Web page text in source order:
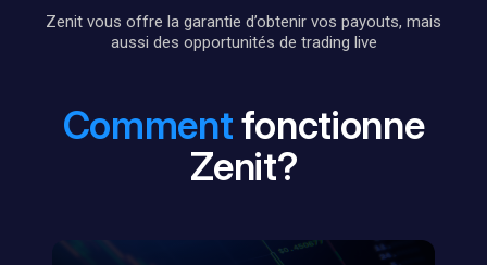
Zenit vous offre la garantie d’obtenir vos payouts, mais
aussi des opportunités de trading live
Commentfonctionne
Zenit?